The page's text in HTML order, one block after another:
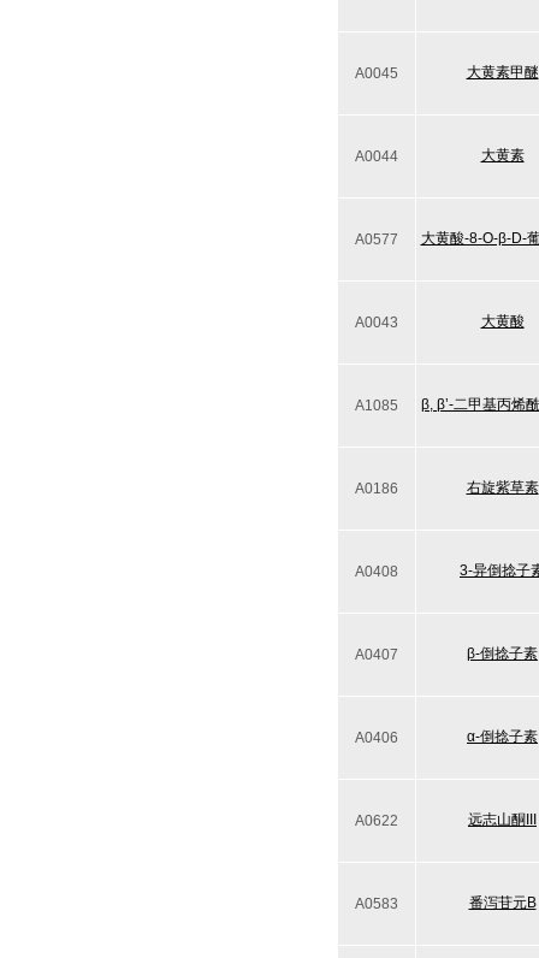
A0045 大黄素甲醚
A0044 大黄素
A0577 大黄酸-8-O-β-D-
A0043 大黄酸
A1085 β, β’-二甲基丙烯
A0186 右旋紫草素
A0408 3-异倒捻子
A0407 β-倒捻子素
A0406 α-倒捻子素
A0622 远志山酮III
A0583 番泻苷元B